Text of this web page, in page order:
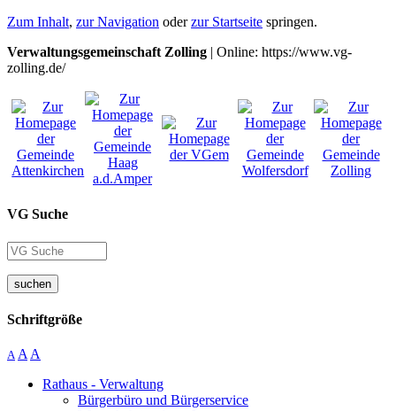
Zum Inhalt, zur Navigation oderzur Startseite springen.
Verwaltungsgemeinschaft Zolling | Online: https://www.vg-
zolling.de/
VG Suche
suchen
Schriftgröße
A A A
Rathaus - Verwaltung
Bürgerbüro und Bürgerservice